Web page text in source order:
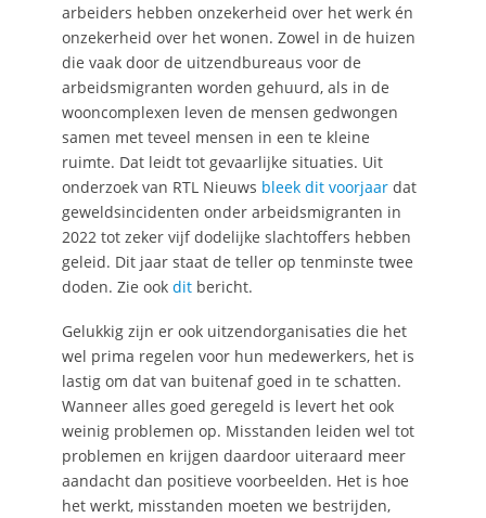
arbeiders hebben onzekerheid over het werk én
onzekerheid over het wonen. Zowel in de huizen
die vaak door de uitzendbureaus voor de
arbeidsmigranten worden gehuurd, als in de
wooncomplexen leven de mensen gedwongen
samen met teveel mensen in een te kleine
ruimte. Dat leidt tot gevaarlijke situaties. Uit
onderzoek van RTL Nieuws bleek dit voorjaardat
geweldsincidenten onder arbeidsmigranten in
2022 tot zeker vijf dodelijke slachtoffers hebben
geleid. Dit jaar staat de teller op tenminste twee
doden. Zie ook ditbericht.
Gelukkig zijn er ook uitzendorganisaties die het
wel prima regelen voor hun medewerkers, het is
lastig om dat van buitenaf goed in te schatten.
Wanneer alles goed geregeld is levert het ook
weinig problemen op. Misstanden leiden wel tot
problemen en krijgen daardoor uiteraard meer
aandacht dan positieve voorbeelden. Het is hoe
het werkt, misstanden moeten we bestrijden,